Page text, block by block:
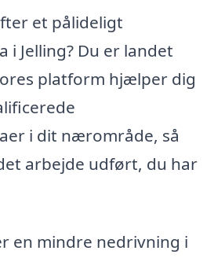
et pålideligt
i Jelling? Du er landet
platform hjælper dig
i dit nærområde, så
arbejde udført, du har
en mindre nedrivning i